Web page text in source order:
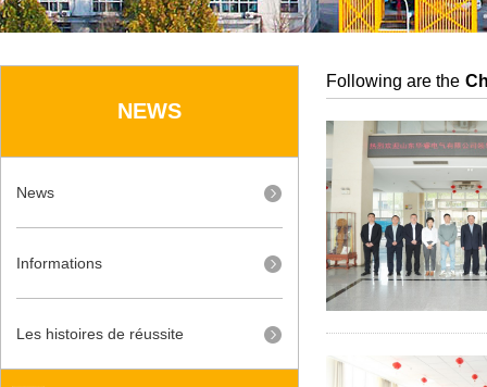
NEWS
News
Informations
Les histoires de réussite
Following are the